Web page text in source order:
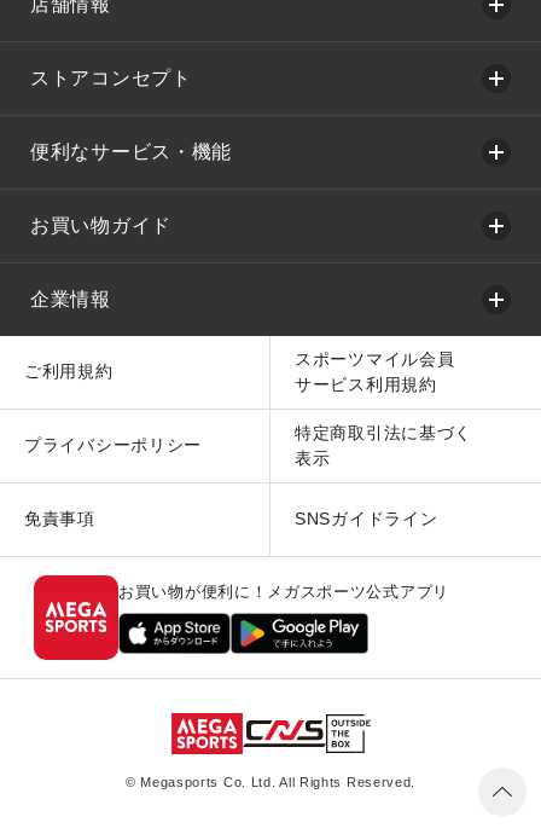
ストアコンセプト
便利なサービス・機能
お買い物ガイド
企業情報
ご利用規約
スポーツマイル会員
サービス利用規約
プライバシーポリシー
特定商取引法に基づく
表示
免責事項 SNSガイドライン
お買い物が便利に！メガスポーツ公式アプリ
© Megasports Co. Ltd. All Rights Reserved.